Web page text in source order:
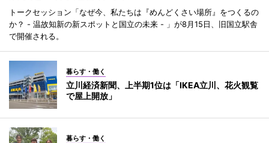
トークセッション「なぜ今、私たちは『めんどくさい場所』をつくるの
か？ - 温故知新の新スポットと国立の未来 - 」が8月15日、旧国立駅舎
で開催される。
暮らす・働く
立川経済新聞、上半期1位は「IKEA立川、花火観覧
で屋上開放」
暮らす・働く